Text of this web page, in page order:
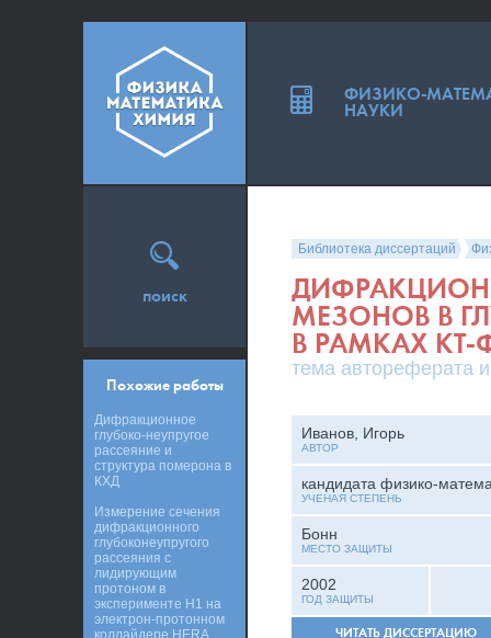
Библиотека диссертаций
МЕЗОНОВ В
В РАМКАХ
тема автореферата
Иванов, Игорь
АВТОР
кандидата физико-
УЧЕНАЯ СТЕПЕНЬ
Бонн
МЕСТО ЗАЩИТЫ
2002
ГОД ЗАЩИТЫ
ЧИТАТЬ ДИССЕРТАЦИЮ
поиск
Похожие работы
Дифракционное
глубоко-неупругое
рассеяние и
структура померона в
КХД
Измерение сечения
дифракционного
глубоконеупругого
рассеяния с
лидирующим
протоном в
эксперименте H1 на
электрон-протонном
коллайдере HERA
ФИЗИКО-
НАУКИ